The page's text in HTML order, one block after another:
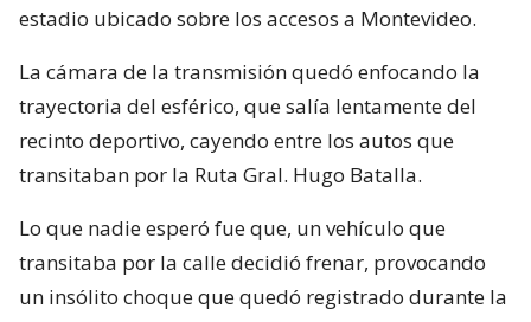
estadio ubicado sobre los accesos a Montevideo.
La cámara de la transmisión quedó enfocando la
trayectoria del esférico, que salía lentamente del
recinto deportivo, cayendo entre los autos que
transitaban por la Ruta Gral. Hugo Batalla.
Lo que nadie esperó fue que, un vehículo que
transitaba por la calle decidió frenar, provocando
un insólito choque que quedó registrado durante la